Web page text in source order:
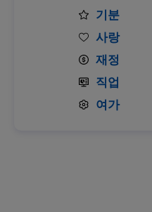
기분
사랑
재정
직업
여가